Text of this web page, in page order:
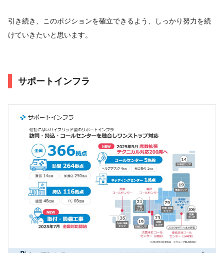
引き続き、このポジションを確立できるよう、しっかり努力を続
けていきたいと思います。
サポートインフラ